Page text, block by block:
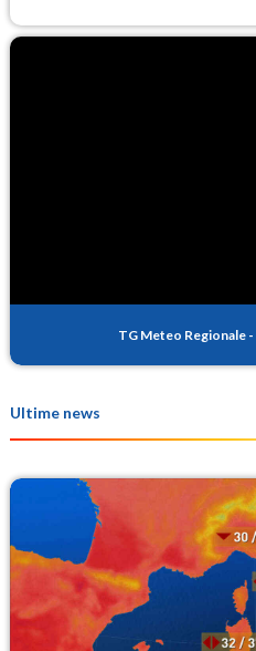
TG Meteo Regionale -
Ultime news